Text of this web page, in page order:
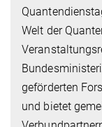
Welt der
geförderten
und bietet